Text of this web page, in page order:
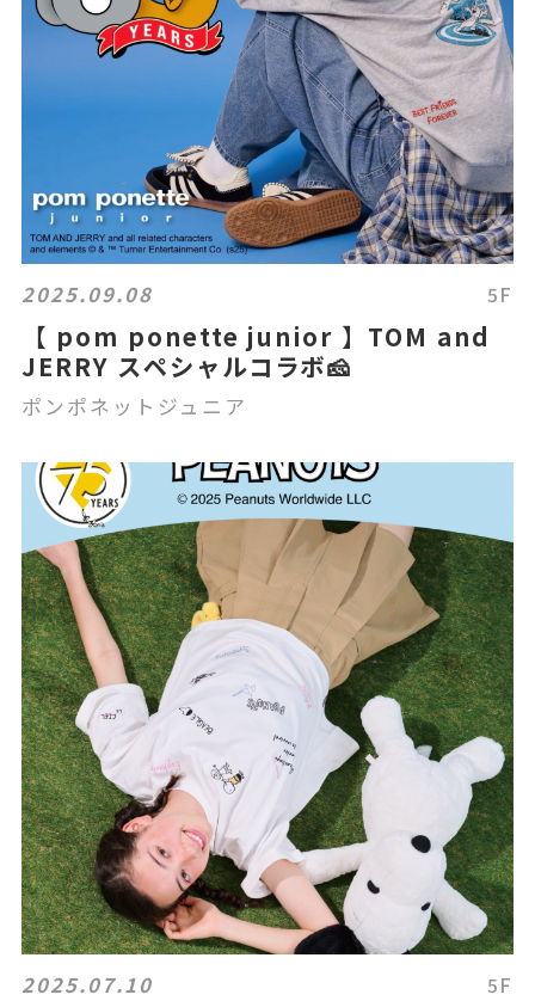
2025.09.08 5F
【 pom ponette junior 】TOM and
JERRY スペシャルコラボ🧀
ポンポネットジュニア
2025.07.10 5F